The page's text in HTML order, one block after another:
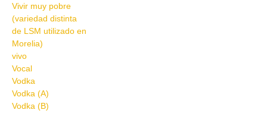
Vivir muy pobre
(variedad distinta
de LSM utilizado en
Morelia)
vivo
Vocal
Vodka
Vodka (A)
Vodka (B)